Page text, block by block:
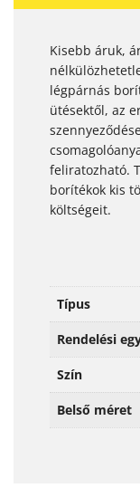
Kisebb áruk,
légpárnás
ütésektől, az
feliratozható.
borítékok kis
költségeit.
Típus
Rendelési
Szín
Belső méret